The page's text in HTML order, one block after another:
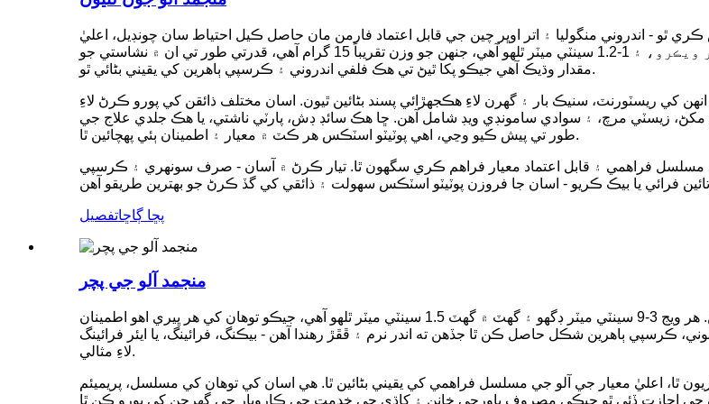
- اندروني منگوليا ۽ اتر اوڀر چين جي قابل اعتماد فارمن مان حاصل ڪيل احتياط سان چونڊيل، اعليٰ
معيار جي آلو مان تيار ڪيل. هر اسٽڪ تقريباً 65 ملي ميٽر ڊگهو، 22 ملي ميٽر ويڪرو، ۽ 1-1.2 سينٽي ميٽر ٿلهو آهي، جنهن جو وزن تقريباً 15 گرام آهي، قدرتي طور تي ان ۾ نشاستي جو
مقدار وڌيڪ آهي جيڪو پکا ٿيڻ تي هڪ فلفي اندروني ۽ ڪرسپي ٻاهرين کي يقيني بڻائي ٿو.
کي ريسٽورنٽ، سنيڪ بار ۽ گهرن لاءِ هڪجهڙائي پسند بڻائين ٿيون. اسان مختلف ذائقن کي پورو ڪرڻ لاءِ
زيسٽي مرچ، ۽ سوادي سامونڊي ويڊ شامل آهن. ڇا هڪ سائڊ ڊش، پارٽي ناشتي، يا هڪ جلدي علاج جي
طور تي پيش ڪيو وڃي، اهي پوٽيٽو اسٽڪس هر ڪٽ ۾ معيار ۽ اطمينان ٻئي پهچائين ٿا.
مسلسل فراهمي ۽ قابل اعتماد معيار فراهم ڪري سگهون ٿا. تيار ڪرڻ ۾ آسان - صرف سونهري ۽ ڪرسپي
پڇا ڳاڇاتفصيل
منجمد آلو جي پچر
اسان جا منجمد آلو جا ويجز دلدار بناوت ۽ مزيدار ذائقي جو بهترين ميلاپ آهن. هر ويج 3-9 سينٽي ميٽر ڊگهو ۽ گهٽ ۾ گهٽ 1.5 سينٽي ميٽر ٿلهو آهي، جيڪو توهان کي هر ڀيري اهو اطمينان
ڪرسپي ٻاهرين شڪل حاصل ڪن ٿا جڏهن ته اندر نرم ۽ ڦڦڙ رهندا آهن - بيڪنگ، فرائينگ، يا ايئر فرائينگ
لاءِ مثالي.
ٿا، اعليٰ معيار جي آلو جي مسلسل فراهمي کي يقيني بڻائين ٿا. هي اسان کي توهان کي مسلسل، پريميئم